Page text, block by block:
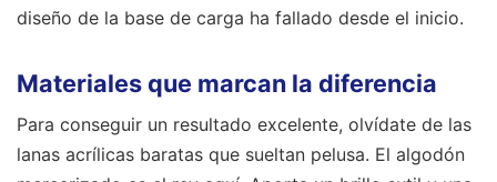
diseño de la base de carga ha fallado desde el inicio.
Materiales que marcan la diferencia
Para conseguir un resultado excelente, olvídate de las
lanas acrílicas baratas que sueltan pelusa. El algodón